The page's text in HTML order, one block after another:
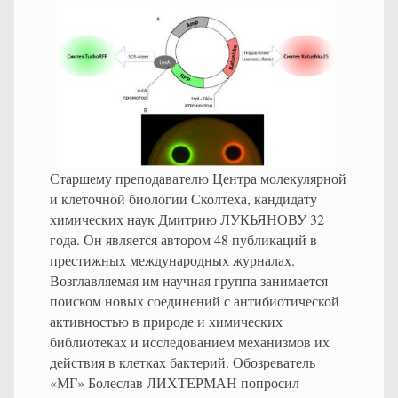
Старшему преподавателю Центра молекулярной
и клеточной биологии Сколтеха, кандидату
химических наук Дмитрию ЛУКЬЯНОВУ 32
года. Он является автором 48 публикаций в
престижных международных журналах.
Возглавляемая им научная группа занимается
поиском новых соединений с антибиотической
активностью в природе и химических
библиотеках и исследованием механизмов их
действия в клетках бактерий. Обозреватель
«МГ» Болеслав ЛИХТЕРМАН попросил